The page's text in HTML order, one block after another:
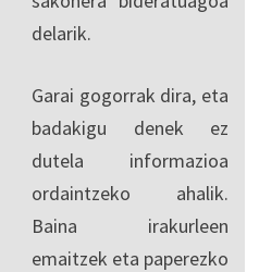
delarik.
Garai gogorrak dira, eta
badakigu denek ez
dutela informazioa
ordaintzeko ahalik.
Baina irakurleen
emaitzek eta paperezko